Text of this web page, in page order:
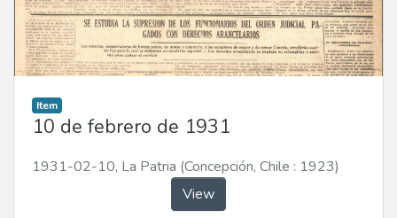
Item
10 de febrero de 1931
1931-02-10, La Patria (Concepción, Chile : 1923)
View